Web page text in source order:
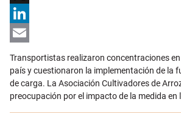
X
LinkedIn
Email
Transportistas realizaron concentraciones
país y cuestionaron la implementación de la
de carga. La Asociación Cultivadores de
preocupación por el impacto de la medida